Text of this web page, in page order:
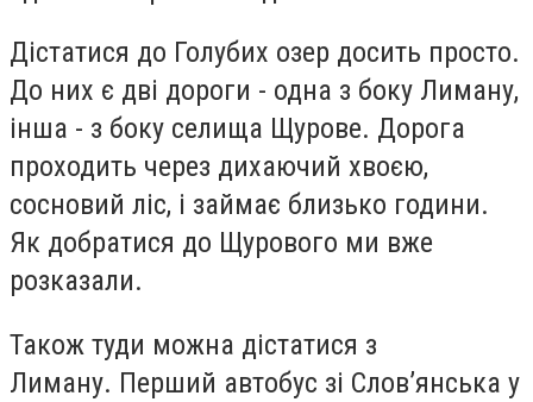
Дістатися до Голубих озер досить просто.
До них є дві дороги - одна з боку Лиману,
інша - з боку селища Щурове. Дорога
проходить через дихаючий хвоєю,
сосновий ліс, і займає близько години.
Як добратися до Щурового ми вже
розказали.
Також туди можна дістатися з
Лиману. Перший автобус зі Слов’янська у